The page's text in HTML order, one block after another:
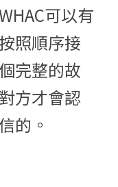
可以有
照順序接
完整的故
方才會認
的。